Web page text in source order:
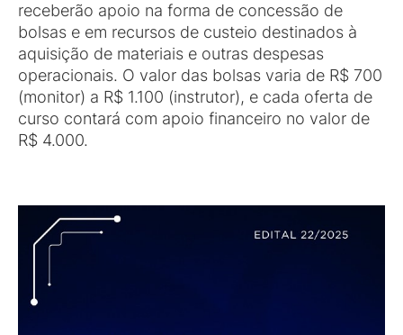
receberão apoio na forma de concessão de
bolsas e em recursos de custeio destinados à
aquisição de materiais e outras despesas
operacionais. O valor das bolsas varia de R$ 700
(monitor) a R$ 1.100 (instrutor), e cada oferta de
curso contará com apoio financeiro no valor de
R$ 4.000.